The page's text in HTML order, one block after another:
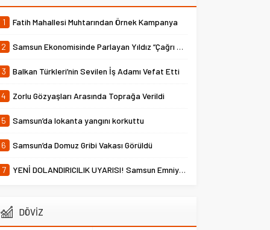
1 Fatih Mahallesi Muhtarından Örnek Kampanya
2 Samsun Ekonomisinde Parlayan Yıldız “Çağrı Temper”
3 Balkan Türkleri’nin Sevilen İş Adamı Vefat Etti
4 Zorlu Gözyaşları Arasında Toprağa Verildi
5 Samsun’da lokanta yangını korkuttu
6 Samsun’da Domuz Gribi Vakası Görüldü
7 YENİ DOLANDIRICILIK UYARISI! Samsun Emniyet Müdürlüğü Uyardı
DÖVİZ